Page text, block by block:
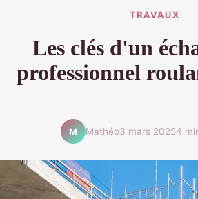
TRAVAUX
Les clés d'un
professionnel
M Mathéo3 mars 20254